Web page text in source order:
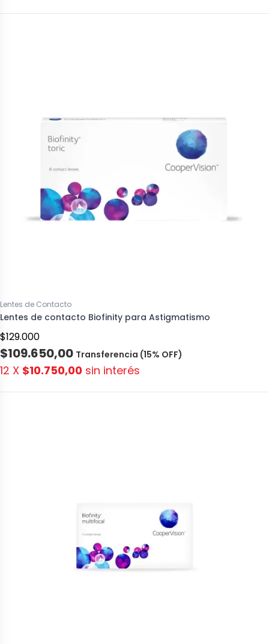
Lentes de Contacto
Lentes de contacto Biofinity para Astigmatismo
$129.000
$109.650,00 Transferencia (15% OFF)
12 X $10.750,00 sin interés